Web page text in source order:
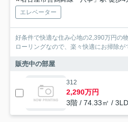
エレベーター
好条件で快適な住み心地の2,390万円の
ローリングなので、楽々快適にお掃除が
販売中の部屋
312
2,290万円
3階 / 74.33㎡ /